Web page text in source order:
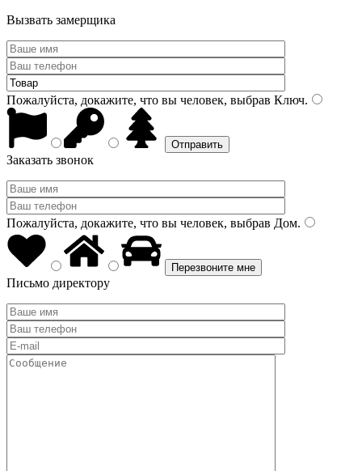
Вызвать замерщика
Пожалуйста, докажите, что вы человек, выбрав Ключ.
Заказать звонок
Пожалуйста, докажите, что вы человек, выбрав Дом.
Письмо директору